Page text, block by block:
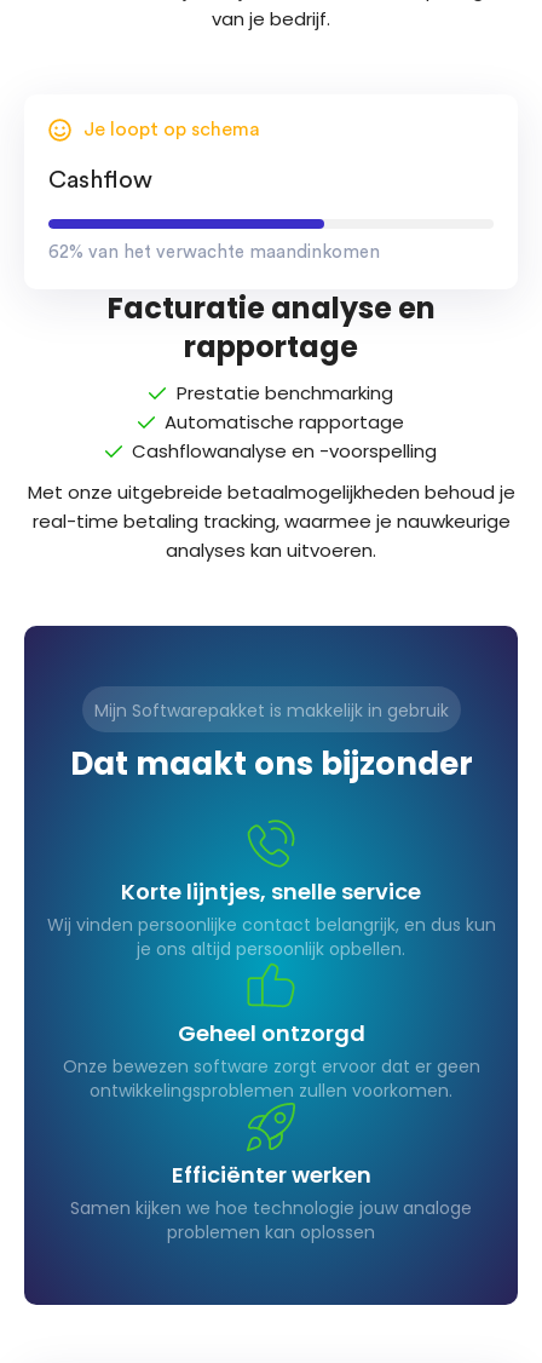
van je bedrijf.
Je loopt op schema
Cashflow
62% van het verwachte maandinkomen
Facturatie analyse en
rapportage
Prestatie benchmarking
Automatische rapportage
Cashflowanalyse en -voorspelling
Met onze uitgebreide betaalmogelijkheden behoud je
real-time betaling tracking, waarmee je nauwkeurige
analyses kan uitvoeren.
Mijn Softwarepakket is makkelijk in gebruik
Dat maakt ons bijzonder
Korte lijntjes, snelle service
Wij vinden persoonlijke contact belangrijk, en dus kun
je ons altijd persoonlijk opbellen.
Geheel ontzorgd
Onze bewezen software zorgt ervoor dat er geen
ontwikkelingsproblemen zullen voorkomen.
Efficiënter werken
Samen kijken we hoe technologie jouw analoge
problemen kan oplossen